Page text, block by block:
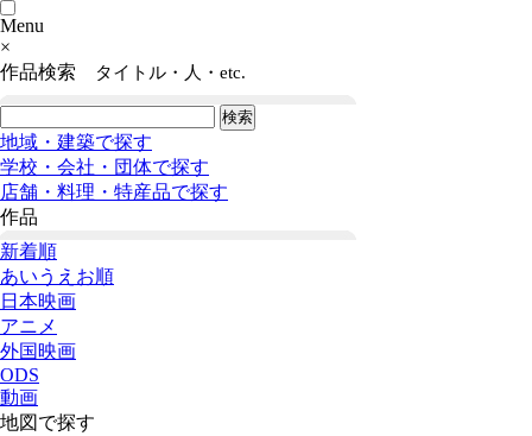
Menu
×
作品検索
タイトル・人・etc.
地域・建築で探す
学校・会社・団体で探す
店舗・料理・特産品で探す
作品
新着順
あいうえお順
日本映画
アニメ
外国映画
ODS
動画
地図で探す